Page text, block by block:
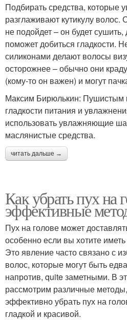
Подбирать средства, которые
разглаживают кутикулу
не подойдет – он будет
поможет добиться гладкости.
силиконами делают волосы
осторожнее – обычно они
(кому-то он важен) и могут
Максим Бирюлькин: Пушистым
гладкости питания и
использовать увлажняющие
маслянистые средства.
читать дальше →
Как убрать пух на
эффективные
Пух на голове может
особенно если вы хотите
Это явление часто связано с
волос, которые могут быть
напротив, quite заметными. В
рассмотрим различные
эффективно убрать пух на
гладкой и красивой.